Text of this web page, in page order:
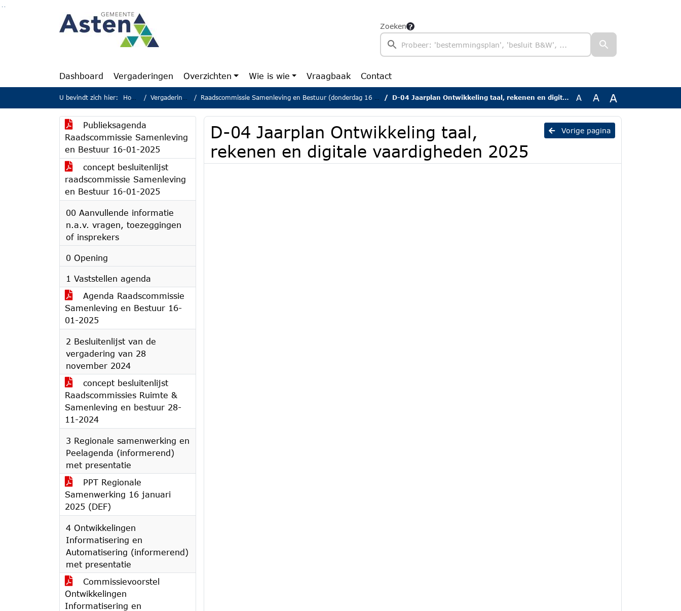
Ga naar de inhoud van deze pagina
Ga naar het zoeken
Ga naar het menu
Zoeken
Dashboard Vergaderingen Overzichten Wie is wie Vraagbaak Contact
U bevindt zich hier: Home Vergaderingen Raadscommissie Samenleving en Bestuur (donderdag 16 januari 2025) D-04 Jaarplan Ontwikkeling taal, rekenen en digitale vaardigheden 2025 A A A
Publieksagenda
Raadscommissie Samenleving
en Bestuur 16-01-2025
concept besluitenlijst
raadscommissie Samenleving
en Bestuur 16-01-2025
00 Aanvullende informatie
n.a.v. vragen, toezeggingen
of insprekers
0 Opening
1 Vaststellen agenda
Agenda Raadscommissie
Samenleving en Bestuur 16-
01-2025
2 Besluitenlijst van de
vergadering van 28
november 2024
concept besluitenlijst
Raadscommissies Ruimte &
Samenleving en bestuur 28-
11-2024
3 Regionale samenwerking en
Peelagenda (informerend)
met presentatie
PPT Regionale
Samenwerking 16 januari
2025 (DEF)
4 Ontwikkelingen
Informatisering en
Automatisering (informerend)
met presentatie
Commissievoorstel
Ontwikkelingen
Informatisering en
Vorige pagina
D-04 Jaarplan Ontwikkeling taal,
rekenen en digitale vaardigheden 2025